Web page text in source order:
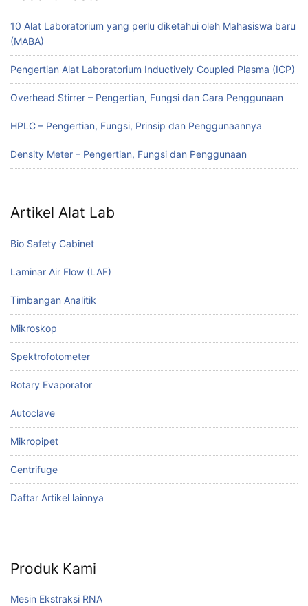
10 Alat Laboratorium yang perlu diketahui oleh Mahasiswa baru
(MABA)
Pengertian Alat Laboratorium Inductively Coupled Plasma (ICP)
Overhead Stirrer – Pengertian, Fungsi dan Cara Penggunaan
HPLC – Pengertian, Fungsi, Prinsip dan Penggunaannya
Density Meter – Pengertian, Fungsi dan Penggunaan
Artikel Alat Lab
Bio Safety Cabinet
Laminar Air Flow (LAF)
Timbangan Analitik
Mikroskop
Spektrofotometer
Rotary Evaporator
Autoclave
Mikropipet
Centrifuge
Daftar Artikel lainnya
Produk Kami
Mesin Ekstraksi RNA